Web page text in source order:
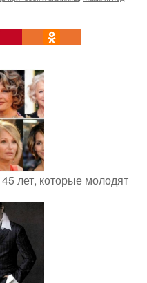
лет, которые молодят